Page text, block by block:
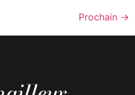
Prochain →